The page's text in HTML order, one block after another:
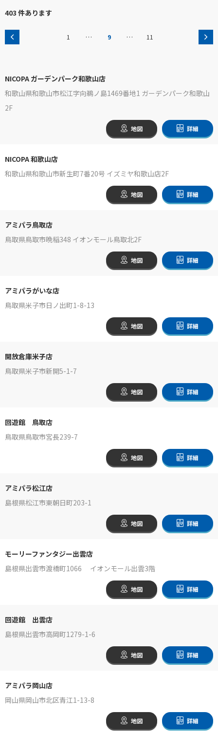
403 件あります
1 … 9 … 11
NICOPA ガーデンパーク和歌山店
和歌山県和歌山市松江字向鵜ノ島1469番地1 ガーデンパーク和歌山
2F
地図 詳細
NICOPA 和歌山店
和歌山県和歌山市新生町7番20号 イズミヤ和歌山店2F
地図 詳細
アミパラ鳥取店
鳥取県鳥取市晩稲348 イオンモール鳥取北2F
地図 詳細
アミパラがいな店
鳥取県米子市日ノ出町1-8-13
地図 詳細
開放倉庫米子店
鳥取県米子市新開5-1-7
地図 詳細
回遊館 鳥取店
鳥取県鳥取市宮長239-7
地図 詳細
アミパラ松江店
島根県松江市東朝日町203-1
地図 詳細
モーリーファンタジー出雲店
島根県出雲市渡橋町1066 イオンモール出雲3階
地図 詳細
回遊館 出雲店
島根県出雲市高岡町1279-1-6
地図 詳細
アミパラ岡山店
岡山県岡山市北区青江1-13-8
地図 詳細